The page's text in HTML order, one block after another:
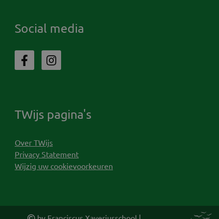
Social media
TWijs pagina's
Over TWijs
Privacy Statement
Wijzig uw cookievoorkeuren